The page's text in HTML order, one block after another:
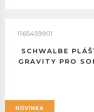
1165459901
SCHWALBE
GRAVITY PRO
NOVINKA